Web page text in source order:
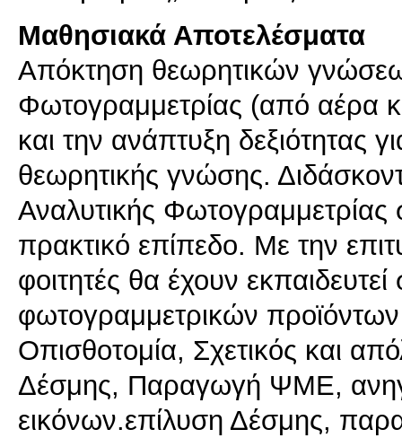
Μαθησιακά Αποτελέσματα
Απόκτηση θεωρητικών
Φωτογραμμετρίας (από αέρα
και την ανάπτυξη δεξιότητας
θεωρητικής γνώσης.
Αναλυτικής Φωτογραμμετρίας
πρακτικό επίπεδο. Με την
φοιτητές θα έχουν
φωτογραμμετρικών
Οπισθοτομία, Σχετικός και
Δέσμης, Παραγωγή ΨΜΕ,
εικόνων.επίλυση Δέσμης,